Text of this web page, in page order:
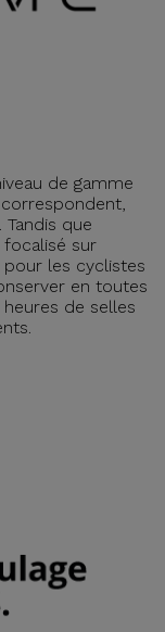
de gamme
Tandis que
focalisé sur
pour les cyclistes
en toutes
de selles